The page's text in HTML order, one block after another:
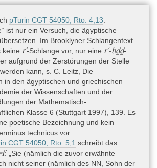
pTurin CGT 54050, Rto. 4,13
ist nur ein Versuch, die ägyptische
Im Brooklyner Schlangentext
keine rʾ-Schlange vor, nur eine rʾ-bḏḏ-
aufgrund der Zerstörungen der Stelle
kann, s. C. Leitz, Die
in den ägyptischen und griechischen
der Wissenschaften und der
der Mathematisch-
Klasse 6 (Stuttgart 1997), 139. Es
poetische Bezeichnung und kein
technicus vor.
CGT 54050, Rto. 5,1 schreibt das
: „Sie (nämlich die zuvor erwähnte
nicht seiner (nämlich des NN, Sohn der